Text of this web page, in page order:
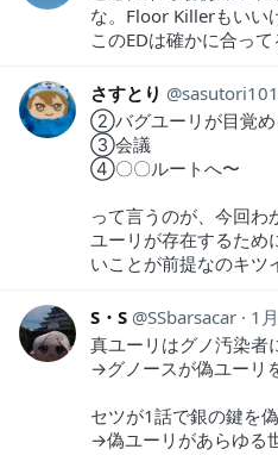
な。Floor Killerもいい
このEDは確かに合って
さすとり
➁バグユーリが目覚め
➂会議
➃〇〇ルートへ〜
って言うのが、今回わ
ユーリが存在するため
いことが前提なのキツ
S・S SSbarsacar
1
真ユーリはグノ汚染者
→グノースが偽ユーリ
セツが1話で銀の鍵を
→偽ユーリがあらゆる